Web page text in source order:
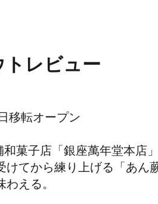
トレビュー
移転オープン
菓子店「銀座萬年堂本店
けてから練り上げる「あん
わえる。